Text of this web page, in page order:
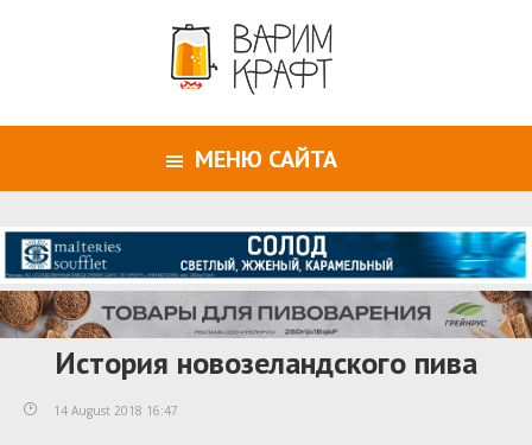
МЕНЮ САЙТА
История новозеландского пива
14 August 2018 16:47